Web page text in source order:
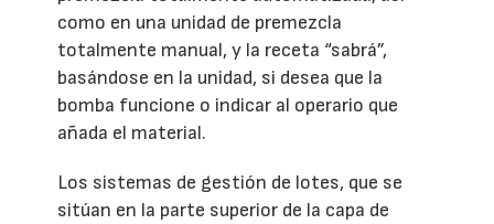
como en una unidad de premezcla
totalmente manual, y la receta “sabrá”,
basándose en la unidad, si desea que la
bomba funcione o indicar al operario que
añada el material.
Los sistemas de gestión de lotes, que se
sitúan en la parte superior de la capa de